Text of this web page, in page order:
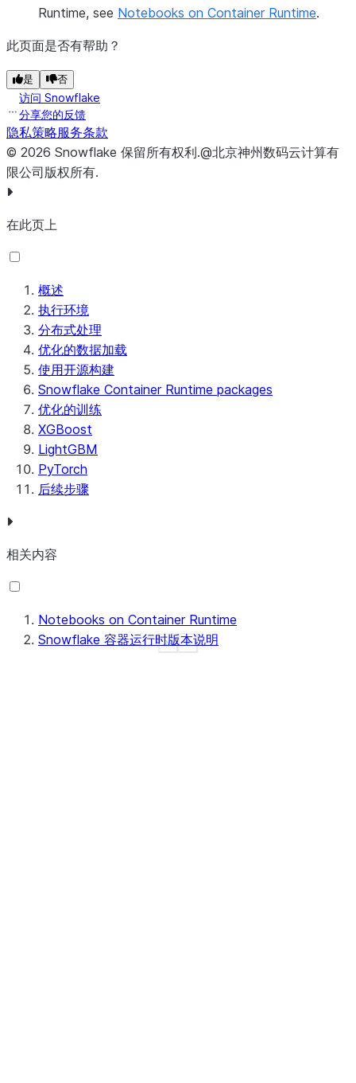
Show less
See more
Runtime, see Notebooks on Container Runtime.
此页面是否有帮助？
是 否
访问 Snowflake
分享您的反馈
隐私策略服务条款
© 2026 Snowflake 保留所有权利.@北京神州数码云计算有
限公司版权所有.
在此页上
概述
执行环境
分布式处理
优化的数据加载
使用开源构建
Snowflake Container Runtime packages
优化的训练
XGBoost
LightGBM
PyTorch
后续步骤
相关内容
Notebooks on Container Runtime
Snowflake 容器运行时版本说明